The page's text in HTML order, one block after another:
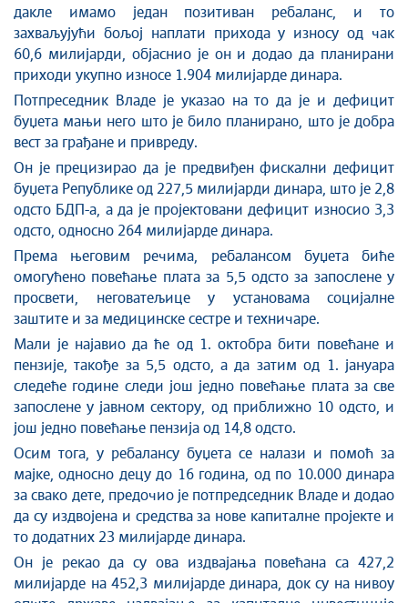
дакле имамо један позитиван ребаланс, и то
захваљујући бољој наплати прихода у износу од чак
60,6 милијарди, објаснио је он и додао да планирани
приходи укупно износе 1.904 милијарде динара.
Потпреседник Владе је указао на то да је и дефицит
буџета мањи него што је било планирано, што је добра
вест за грађане и привреду.
Он је прецизирао да је предвиђен фискални дефицит
буџета Републике од 227,5 милијарди динара, што је 2,8
одсто БДП-а, а да је пројектовани дефицит износио 3,3
одсто, односно 264 милијарде динара.
Према његовим речима, ребалансом буџета биће
омогућено повећање плата за 5,5 одсто за запослене у
просвети, неговатељице у установама социјалне
заштите и за медицинске сестре и техничаре.
Мали је најавио да ће од 1. октобра бити повећане и
пензије, такође за 5,5 одсто, а да затим од 1. јануара
следеће године следи још једно повећање плата за све
запослене у јавном сектору, од приближно 10 одсто, и
још једно повећање пензија од 14,8 одсто.
Осим тога, у ребалансу буџета се налази и помоћ за
мајке, односно децу до 16 година, од по 10.000 динара
за свако дете, предочио је потпредседник Владе и додао
да су издвојена и средства за нове капиталне пројекте и
то додатних 23 милијарде динара.
Он је рекао да су ова издвајања повећана са 427,2
милијарде на 452,3 милијарде динара, док су на нивоу